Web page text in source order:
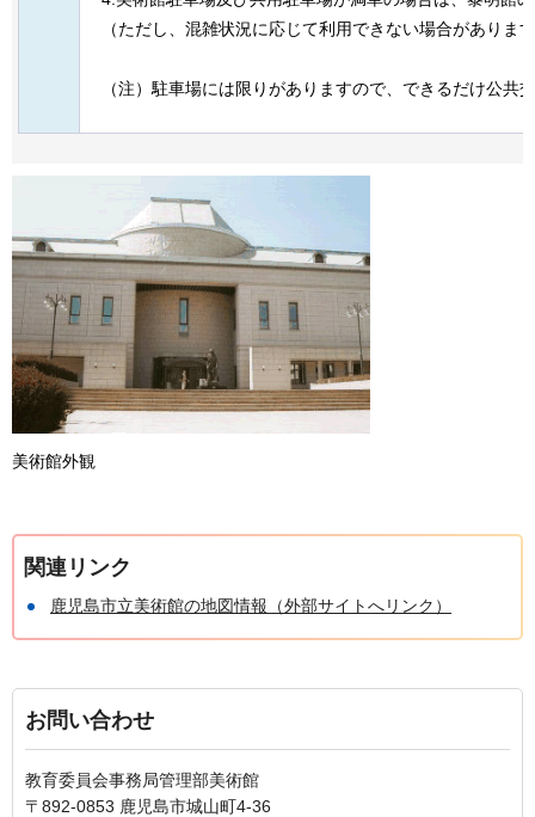
（ただし、混雑状況に応じて利用できない場合がありま
（注）駐車場には限りがありますので、できるだけ公共
美術館外観
関連リンク
鹿児島市立美術館の地図情報（外部サイトへリンク）
お問い合わせ
教育委員会事務局管理部美術館
〒892-0853 鹿児島市城山町4-36